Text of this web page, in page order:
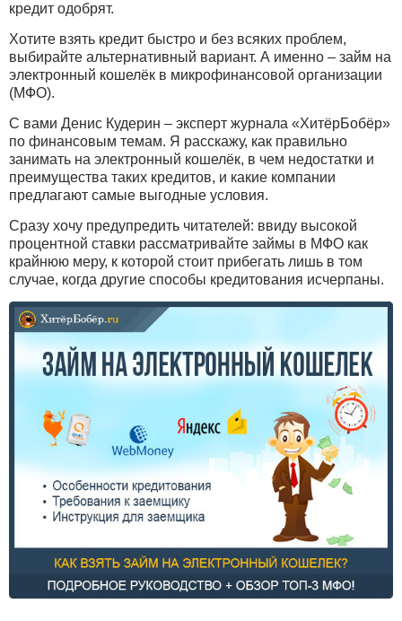
кредит одобрят.
Хотите взять кредит быстро и без всяких проблем,
выбирайте альтернативный вариант. А именно – займ на
электронный кошелёк в микрофинансовой организации
(МФО).
С вами Денис Кудерин – эксперт журнала «ХитёрБобёр»
по финансовым темам. Я расскажу, как правильно
занимать на электронный кошелёк, в чем недостатки и
преимущества таких кредитов, и какие компании
предлагают самые выгодные условия.
Сразу хочу предупредить читателей: ввиду высокой
процентной ставки рассматривайте займы в МФО как
крайнюю меру, к которой стоит прибегать лишь в том
случае, когда другие способы кредитования исчерпаны.